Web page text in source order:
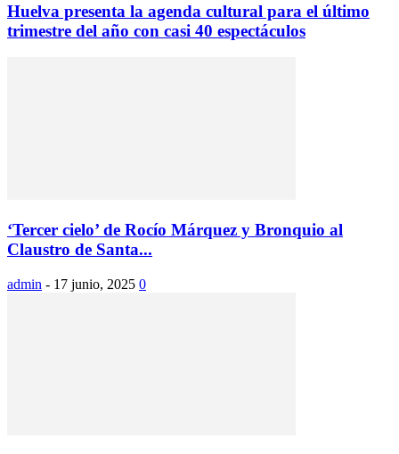
Huelva presenta la agenda cultural para el último
trimestre del año con casi 40 espectáculos
‘Tercer cielo’ de Rocío Márquez y Bronquio al
Claustro de Santa...
admin - 17 junio, 2025 0